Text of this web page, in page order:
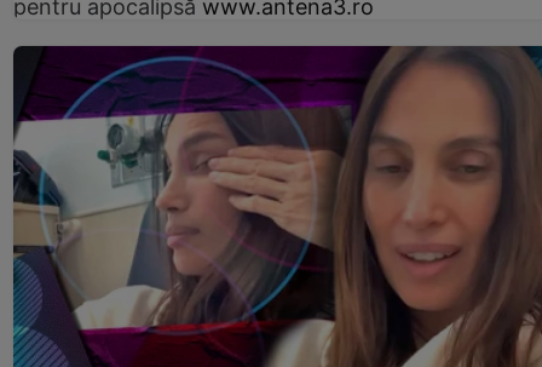
pentru apocalipsă www.antena3.ro